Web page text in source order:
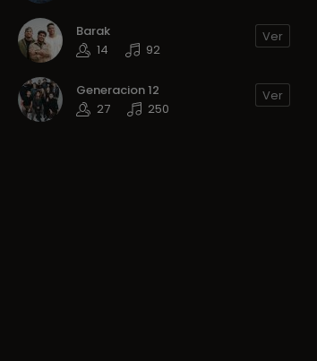
Barak
14
92
Ver
Generacion 12
27
250
Ver